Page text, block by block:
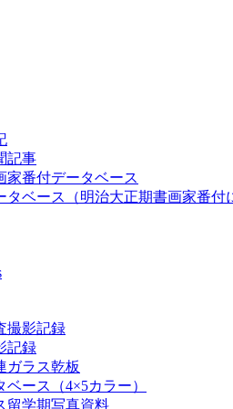
記事
家番付データベース
タベース（明治大正期書画家番付
撮影記録
記録
ガラス乾板
ース（4×5カラー）
留学期写真資料